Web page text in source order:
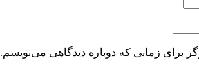
برای زمانی که دوباره دیدگاهی می‌نویسم.